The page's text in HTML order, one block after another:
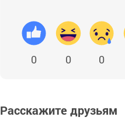
0 0 0
Расскажите друзьям